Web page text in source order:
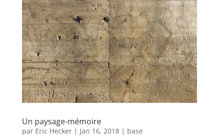
Un paysage-mémoire
par Eric Hecker| Jan 16, 2018| base